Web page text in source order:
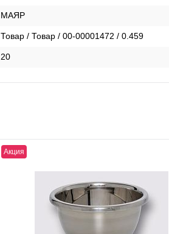
МАЯР
Товар / Товар / 00-00001472 / 0.459
20
Акция